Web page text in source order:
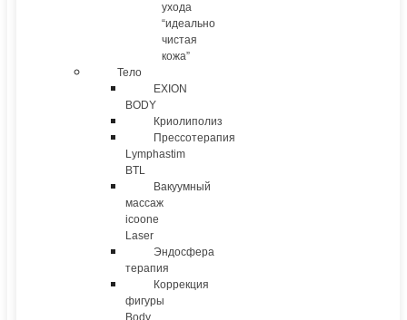
ухода
“идеально
чистая
кожа”
Тело
EXION
BODY
Криолиполиз
Прессотерапия
Lymphastim
BTL
Вакуумный
массаж
icoone
Laser
Эндосфера
терапия
Коррекция
фигуры
Body